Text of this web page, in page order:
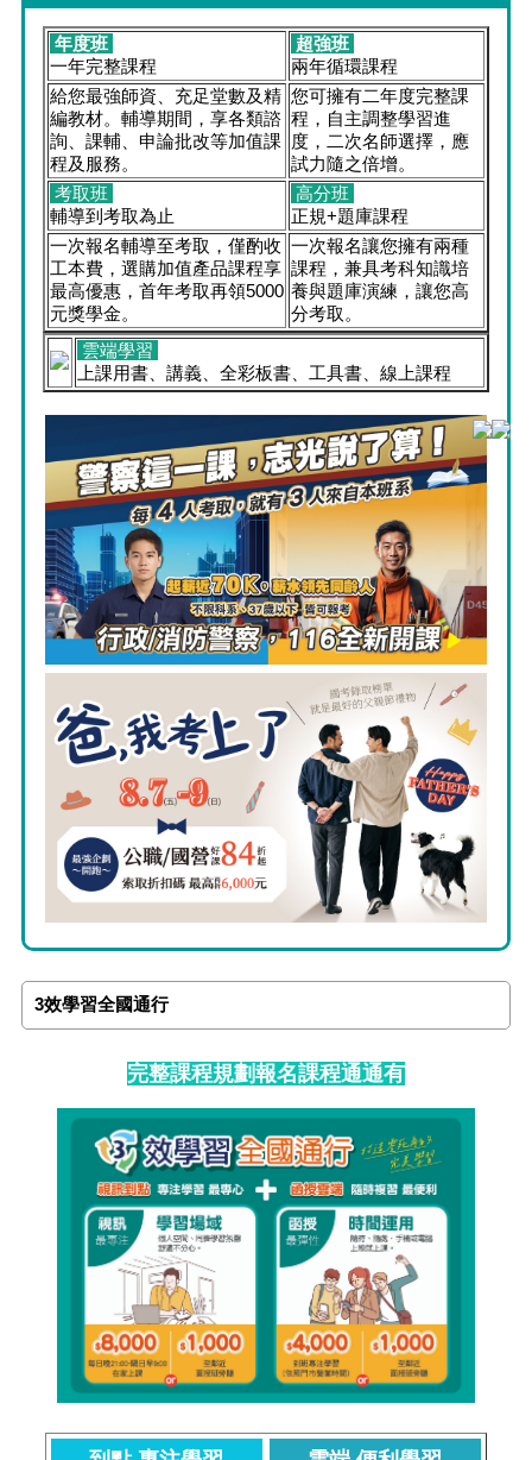
年度班
一年完整課程
超強班
兩年循環課程
給您最強師資、充足堂數及精
編教材。輔導期間，享各類諮
詢、課輔、申論批改等加值課
程及服務。
您可擁有二年度完整課
程，自主調整學習進
度，二次名師選擇，應
試力隨之倍增。
考取班
輔導到考取為止
高分班
正規+題庫課程
一次報名輔導至考取，僅酌收
工本費，選購加值產品課程享
最高優惠，首年考取再領5000
元獎學金。
一次報名讓您擁有兩種
課程，兼具考科知識培
養與題庫演練，讓您高
分考取。
雲端學習
上課用書、講義、全彩板書、工具書、線上課程
3效學習全國通行
完整課程規劃報名課程通通有